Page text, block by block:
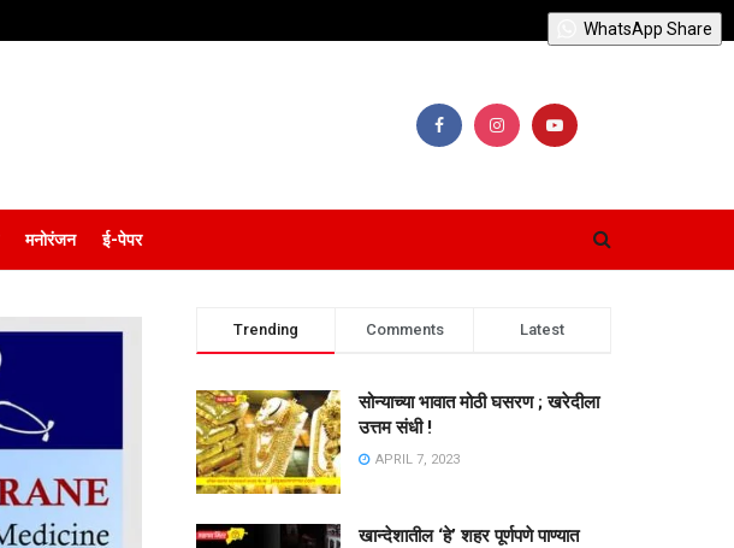
मनोरंजन ई-पेपर
Trending Comments Latest
सोन्याच्या भावात मोठी घसरण ; खरेदीला
उत्तम संधी !
APRIL 7, 2023
खान्देशातील ‘हे’ शहर पूर्णपणे पाण्यात
WhatsApp Share